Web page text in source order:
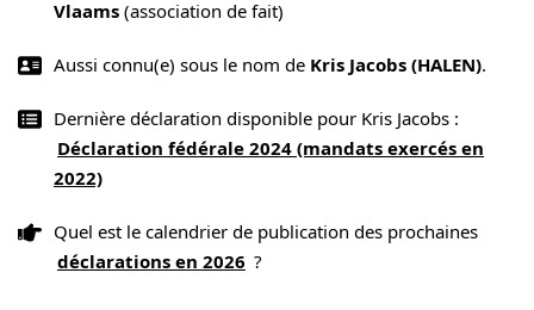
Vlaams (association de fait)
Aussi connu(e) sous le nom de Kris Jacobs (HALEN).
Dernière déclaration disponible pour Kris Jacobs :
Déclaration fédérale 2024 (mandats exercés en
2022)
Quel est le calendrier de publication des prochaines
déclarations en 2026 ?